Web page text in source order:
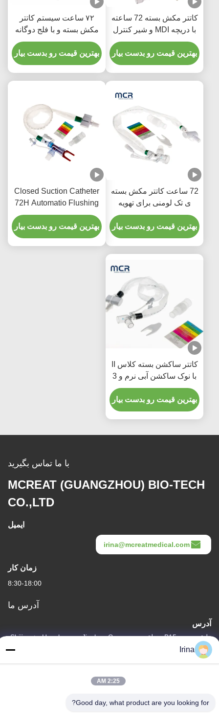
کاتتر مکش بسته 72 ساعته
با دریچه MDI و شیر کنترل
خلاء
بهترین قیمت رو بدست بیار
۷۲ ساعت سیستم کاتتر
مکش بسته و با فلج دوگانه
برای استفاده یک بیمار
بهترین قیمت رو بدست بیار
72 ساعت کاتتر مکش بسته
ی تک لومنی برای تهویه
مکانیکی ICU
بهترین قیمت رو بدست بیار
Closed Suction Catheter
72H Automatio Flushing
& Doubel Swivel Elbow
بهترین قیمت رو بدست بیار
کاتتر ساکشن بسته کلاس II
با نوک ساکشن آبی نرم و 3
سال گارانتی کیفیت برای
نوزادان/اطفال
بهترین قیمت رو بدست بیار
با ما تماس بگیرید
MCREAT (GUANGZHOU) BIO-TECH
CO.,LTD
ایمیل
irina@mcreatmedical.com
زمان کار
8:30-18:00
آدرس ما
آدرس
طبقه سوم، B15 منطقه صنعتی Huachuang، Jinshan Cun، شهر Shiji،
تلفن
Irina
2:25 AM
Good day, what product are you looking for?